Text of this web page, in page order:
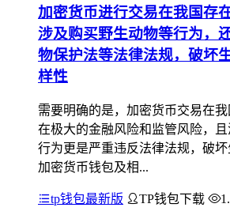
加密货币进行交易在我国存
涉及购买野生动物等行为，
物保护法等法律法规，破坏
样性
需要明确的是，加密货币交易在
在极大的金融风险和监管风险，
行为更是严重违反法律法规，破
加密货币钱包及相...
tp钱包最新版 TP钱包下载